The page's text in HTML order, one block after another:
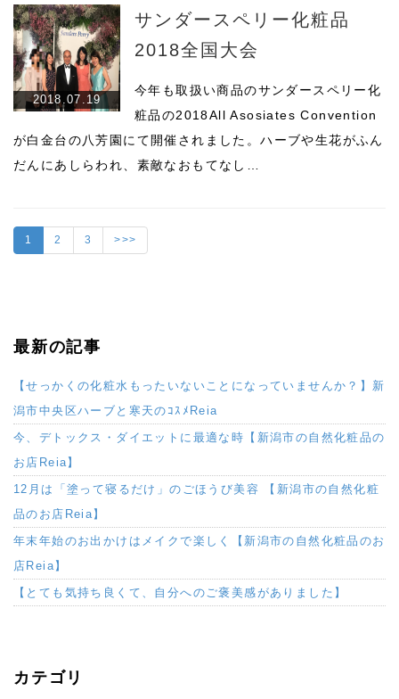
2018.07.19
サンダースペリー化粧品
2018全国大会
今年も取扱い商品のサンダースペリー化
粧品の2018All Asosiates Convention
が白金台の八芳園にて開催されました。ハーブや生花がふん
だんにあしらわれ、素敵なおもてなし…
1 2 3 >>>
最新の記事
【せっかくの化粧水もったいないことになっていませんか？】新
潟市中央区ハーブと寒天のｺｽﾒReia
今、デトックス・ダイエットに最適な時【新潟市の自然化粧品の
お店Reia】
12月は「塗って寝るだけ」のごほうび美容 【新潟市の自然化粧
品のお店Reia】
年末年始のお出かけはメイクで楽しく【新潟市の自然化粧品のお
店Reia】
【とても気持ち良くて、自分へのご褒美感がありました】
カテゴリ